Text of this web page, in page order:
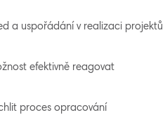
a uspořádání v realizaci projektů
efektivně reagovat
proces opracování